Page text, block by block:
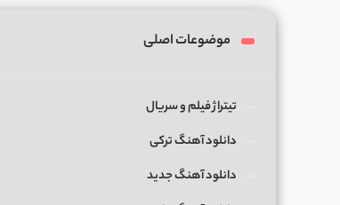
موضوعات اصلی
تیتراژ فیلم و سریال
دانلود آهنگ ترکی
دانلود آهنگ جدید